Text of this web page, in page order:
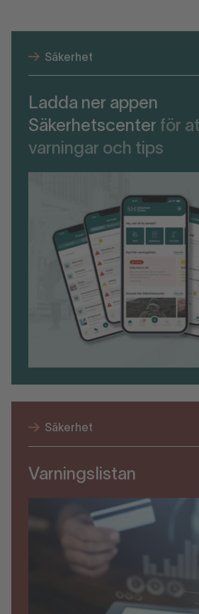
Säkerhet
Ladda ner appen
Säkerhetscenter för
varningar och tips
Säkerhet
Varningslistan